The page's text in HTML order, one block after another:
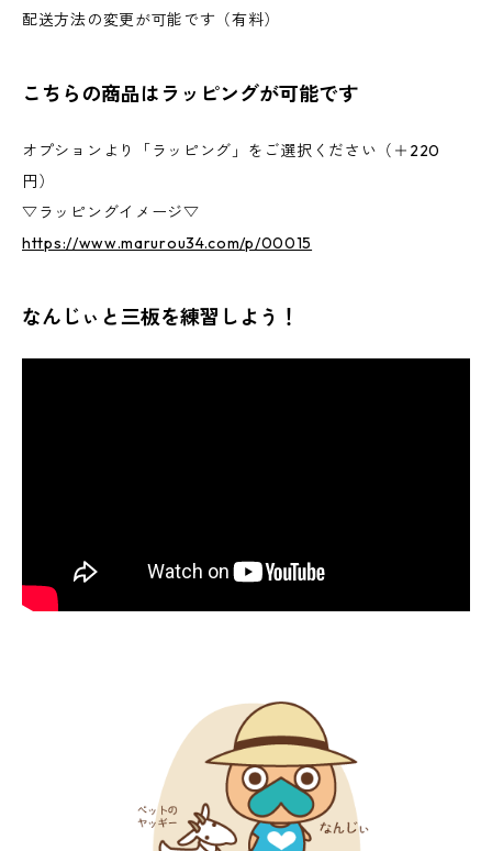
配送方法の変更が可能です（有料）
こちらの商品はラッピングが可能です
オプションより「ラッピング」をご選択ください（＋220
円）
▽ラッピングイメージ▽
https://www.marurou34.com/p/00015
なんじぃと三板を練習しよう！